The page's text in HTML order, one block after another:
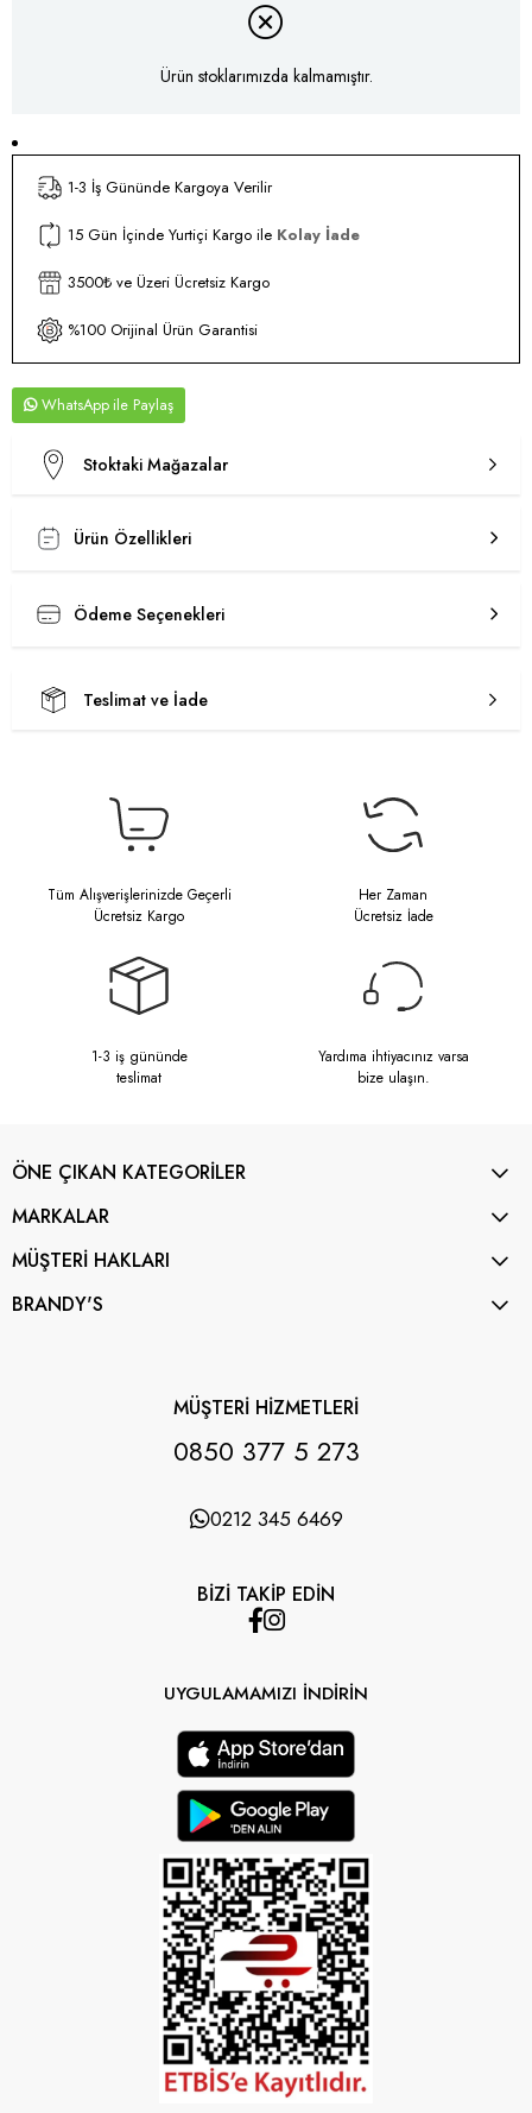
Ürün stoklarımızda kalmamıştır.
1-3 İş Gününde Kargoya Verilir
15 Gün İçinde Yurtiçi Kargo ile Kolay İade
3500₺ ve Üzeri Ücretsiz Kargo
%100 Orijinal Ürün Garantisi
WhatsApp
Stoktaki Mağazalar
Ürün Özellikleri
Ödeme Seçenekleri
Teslimat ve İade
Tüm Alışverişlerinizde Geçerli
Ücretsiz Kargo
Her Zaman
Ücretsiz İade
1-3 iş gününde
teslimat
Yardıma ihtiyacınız varsa
bize ulaşın.
ÖNE ÇIKAN KATEGORİLER
MARKALAR
MÜŞTERİ HAKLARI
BRANDY'S
MÜŞTERİ HİZMETLERİ
0850 377 5 273
0212 345 6469
BİZİ TAKİP EDİN
UYGULAMAMIZI İNDİRİN